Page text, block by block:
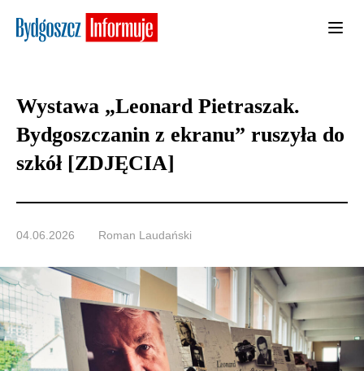
Wystawa „Leonard Pietraszak.
Bydgoszczanin z ekranu” ruszyła do
szkół [ZDJĘCIA]
04.06.2026 Roman Laudański